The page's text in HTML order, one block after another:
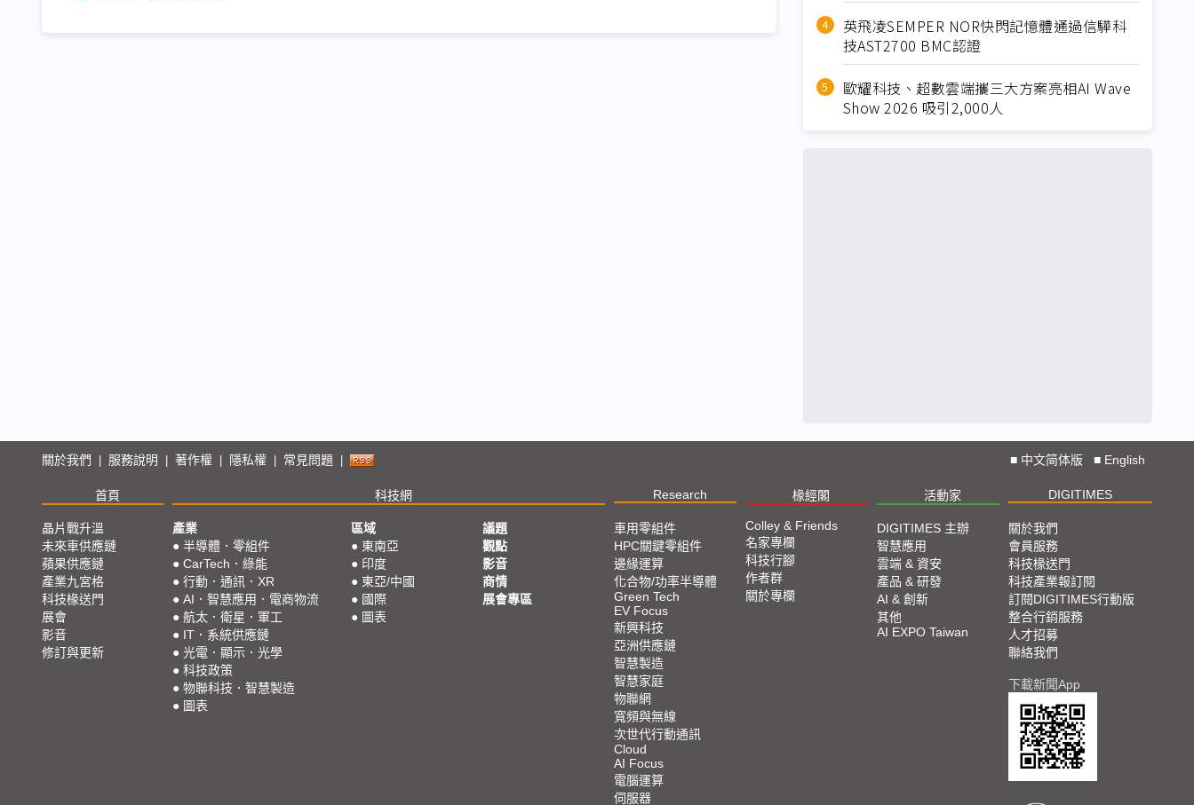
英飛凌SEMPER NOR快閃記憶體通過信驊科
技AST2700 BMC認證
歐耀科技、超數雲端攜三大方案亮相AI Wave
Show 2026 吸引2,000人
關於我們 服務說明 著作權 隱私權 常見問題 ■ 中文简体版 ■ English
首頁 科技網 Research 椽經閣 活動家 DIGITIMES
晶片戰升溫
未來車供應鏈
蘋果供應鏈
產業九宮格
科技椽送門
展會
影音
修訂與更新
產業
● 半導體．零組件
● CarTech．綠能
● 行動．通訊．XR
● AI．智慧應用．電商物流
● 航太．衛星．軍工
● IT．系統供應鏈
● 光電．顯示．光學
● 科技政策
● 物聯科技．智慧製造
● 圖表
區域
● 東南亞
● 印度
● 東亞/中國
● 國際
● 圖表
議題
觀點
影音
商情
展會專區
車用零組件
HPC關鍵零組件
邊緣運算
化合物/功率半導體
Green Tech
EV Focus
新興科技
亞洲供應鏈
智慧製造
智慧家庭
物聯網
寬頻與無線
次世代行動通訊
Cloud
AI Focus
電腦運算
伺服器
Colley & Friends
名家專欄
科技行腳
作者群
關於專欄
DIGITIMES 主辦
智慧應用
雲端 & 資安
產品 & 研發
AI & 創新
其他
AI EXPO Taiwan
關於我們
會員服務
科技椽送門
科技產業報訂閱
訂閱DIGITIMES行動版
整合行銷服務
人才招募
聯絡我們
下載新聞App